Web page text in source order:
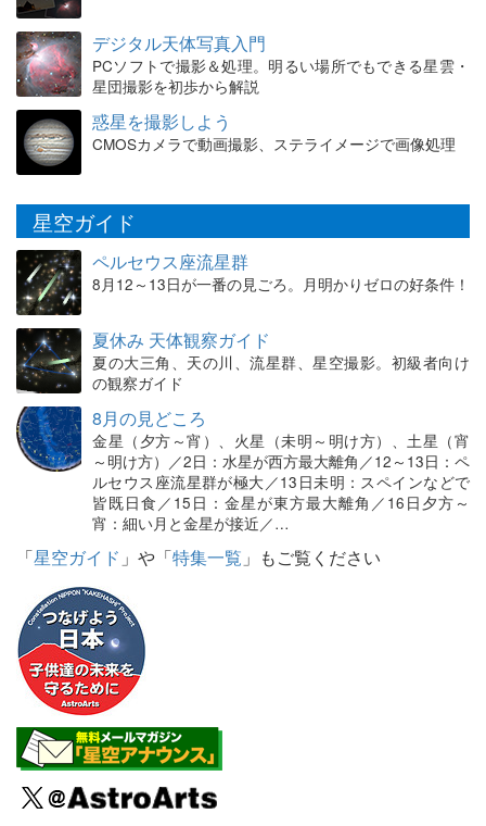
デジタル天体写真入門
PCソフトで撮影＆処理。明るい場所でもできる星雲・
星団撮影を初歩から解説
惑星を撮影しよう
CMOSカメラで動画撮影、ステライメージで画像処理
星空ガイド
ペルセウス座流星群
8月12～13日が一番の見ごろ。月明かりゼロの好条件！
夏休み 天体観察ガイド
夏の大三角、天の川、流星群、星空撮影。初級者向け
の観察ガイド
8月の見どころ
金星（夕方～宵）、火星（未明～明け方）、土星（宵
～明け方）／2日：水星が西方最大離角／12～13日：ペ
ルセウス座流星群が極大／13日未明：スペインなどで
皆既日食／15日：金星が東方最大離角／16日夕方～
宵：細い月と金星が接近／…
「星空ガイド 」や「特集一覧 」もご覧ください